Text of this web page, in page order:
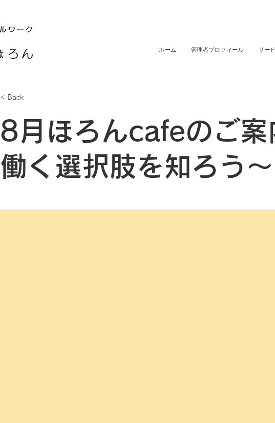
ホーム 管理者プロフィール サー
< Back
8月ほろんcafeのご案
働く選択肢を知ろう～